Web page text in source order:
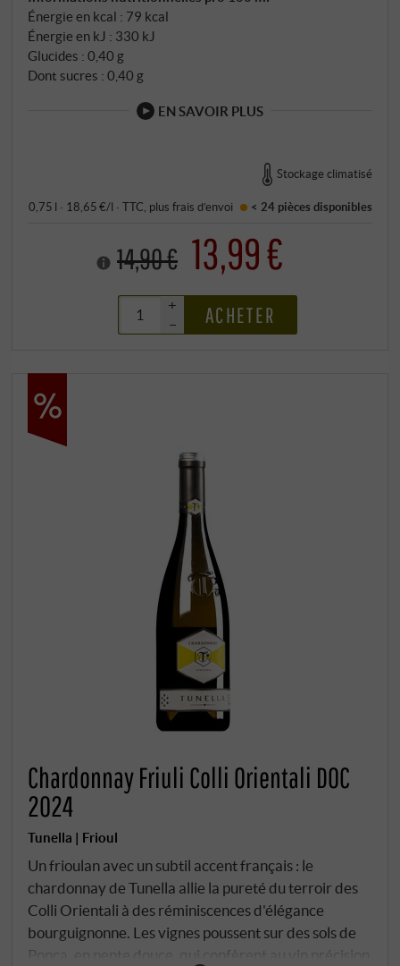
Énergie en kcal : 79 kcal
Énergie en kJ : 330 kJ
Glucides : 0,40 g
Dont sucres : 0,40 g
EN SAVOIR PLUS
Stockage climatisé
0,75 l · 18,65 €/l ·TTC , plusfrais d’envoi < 24 pièces disponibles
14,90 € 13,99 €
+
–
ACHETER
Chardonnay Friuli Colli Orientali DOC
2024
Tunella | Frioul
Un frioulan avec un subtil accent français : le
chardonnay de Tunella allie la pureté du terroir des
Colli Orientali à des réminiscences d'élégance
bourguignonne. Les vignes poussent sur des sols de
Ponca, en pente douce, qui confèrent au vin précision